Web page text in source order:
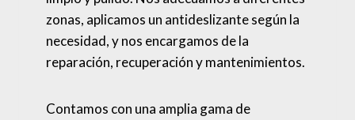
zonas, aplicamos un antideslizante según la
necesidad, y nos encargamos de la
reparación, recuperación y mantenimientos.
Contamos con una amplia gama de